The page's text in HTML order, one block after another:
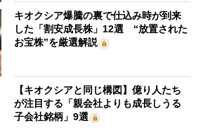
キオクシア爆騰の裏で仕込み時が到来
した「割安成長株」12選 “放置された
お宝株”を厳選解説
【キオクシアと同じ構図】億り人たち
が注目する「親会社よりも成長しうる
子会社銘柄」9選